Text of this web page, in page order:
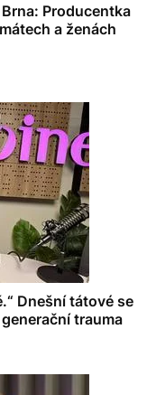
Producentka
a ženách
Dnešní tátové se
trauma